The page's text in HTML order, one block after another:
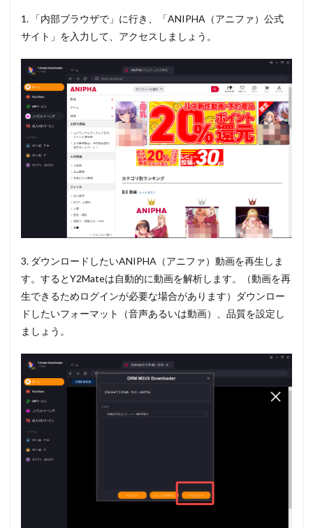
1. 「内部ブラウザで」に行き、「ANIPHA（アニファ）公式
サイト」を入力して、アクセスしましょう。
3. ダウンロードしたいANIPHA（アニファ）動画を再生しま
す。するとY2Mateは自動的に動画を解析します。（動画を再
生できるためログインが必要な場合があります）ダウンロー
ドしたいフォーマット（音声あるいは動画）、品質を設定し
ましょう。